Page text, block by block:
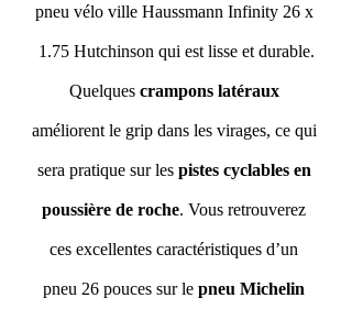
pneu vélo ville Haussmann Infinity 26 x
1.75 Hutchinson qui est lisse et durable.
Quelques crampons latéraux
améliorent le grip dans les virages, ce qui
sera pratique sur les pistes cyclables en
poussière de roche. Vous retrouverez
ces excellentes caractéristiques d’un
pneu 26 pouces sur le pneu Michelin